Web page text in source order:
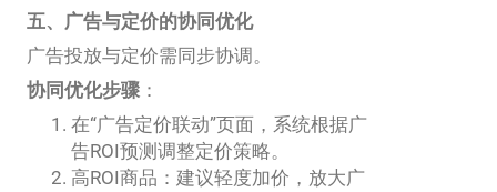
五、广告与定价的协同优化
广告投放与定价需同步协调。
协同优化步骤 ：
在“广告定价联动”页面，系统根据广
告ROI预测调整定价策略。
高ROI商品：建议轻度加价，放大广